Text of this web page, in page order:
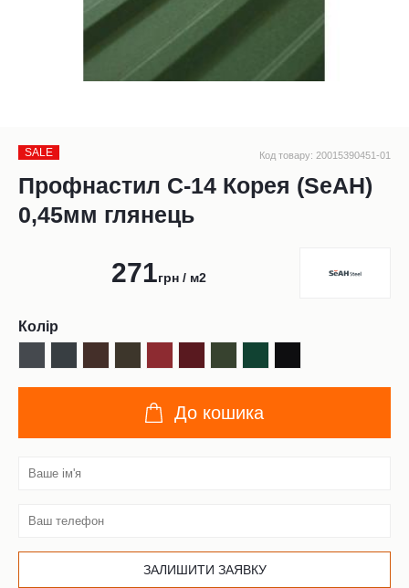
SALE Код товару: 20015390451-01
Профнастил С-14 Корея (SeAH)
0,45мм глянець
271грн / м2
Колір
До кошика